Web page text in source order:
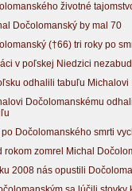
životné
Dočolomanský by mal 70
(†66) tri roky po
v poľskej Niedzici
odhalili tabuľu Michalovi
Dočolomanskému
po Dočolomanského smrti
rokom zomrel Michal
2008 nás opustili